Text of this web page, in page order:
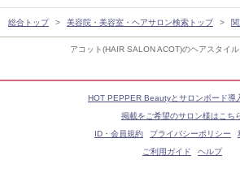
アコット(HAIR SALON ACOT)のヘアスタイ
総合トップ 美容院・美容室・ヘアサロン検索トップ
HOT PEPPER Beautyとサロンボード導
掲載をご希望のサロン様はこち
ID・会員規約
プライバシーポリシー
ご利用ガイド
ヘルプ